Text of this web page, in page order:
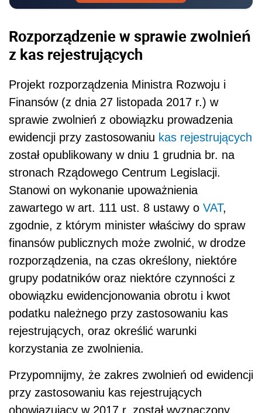
Rozporządzenie w sprawie zwolnień
z kas rejestrujących
Projekt rozporządzenia Ministra Rozwoju i
Finansów (z dnia 27 listopada 2017 r.) w
sprawie zwolnień z obowiązku prowadzenia
ewidencji przy zastosowaniu kas rejestrujących
został opublikowany w dniu 1 grudnia br. na
stronach Rządowego Centrum Legislacji.
Stanowi on wykonanie upoważnienia
zawartego w art. 111 ust. 8 ustawy o VAT,
zgodnie, z którym minister właściwy do spraw
finansów publicznych może zwolnić, w drodze
rozporządzenia, na czas określony, niektóre
grupy podatników oraz niektóre czynności z
obowiązku ewidencjonowania obrotu i kwot
podatku należnego przy zastosowaniu kas
rejestrujących, oraz określić warunki
korzystania ze zwolnienia.
Przypomnijmy, że zakres zwolnień od ewidencji
przy zastosowaniu kas rejestrujących
obowiązujący w 2017 r. został wyznaczony